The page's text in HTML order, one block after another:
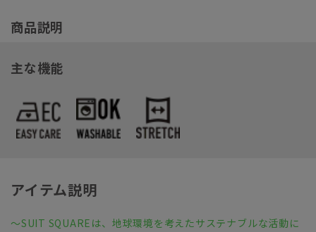
商品説明
主な機能
アイテム説明
～SUIT SQUAREは、地球環境を考えたサステナブルな活動に